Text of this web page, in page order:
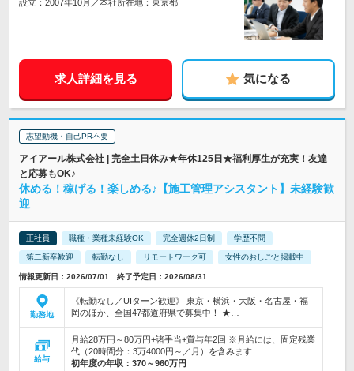
設立：2007年10月／本社所在地：東京都
求人詳細を見る 気になる
志望動機・自己PR不要
アイアール株式会社 | 完全土日休み★年休125日★福利厚生が充実！友達
と応募もOK♪
休める！稼げる！楽しめる♪【施工管理アシスタント】未経験歓
迎
正社員 職種・業種未経験OK 完全週休2日制 学歴不問
第二新卒歓迎 転勤なし リモートワーク可 女性のおしごと掲載中
情報更新日：2026/07/01 終了予定日：2026/08/31
勤務地
《転勤なし／UIターン歓迎》 東京・横浜・大阪・名古屋・福
岡のほか、全国47都道府県で募集中！ ★…
給与
月給28万円～80万円+諸手当+賞与年2回 ※月給には、固定残業
代（20時間分：3万4000円～／月）を含みます…
初年度の年収： 370～960万円